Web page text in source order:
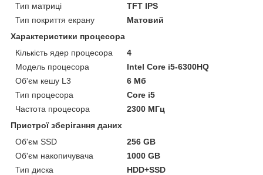
Тип матриці
TFT IPS
Тип покриття екрану
Матовий
Характеристики процесора
Кількість ядер процесора
4
Модель процесора
Intel Core i5-6300HQ
Об'єм кешу L3
6 Мб
Тип процесора
Core i5
Частота процесора
2300 МГц
Пристрої зберігання даних
Об'єм SSD
256 GB
Об'єм накопичувача
1000 GB
Тип диска
HDD+SSD